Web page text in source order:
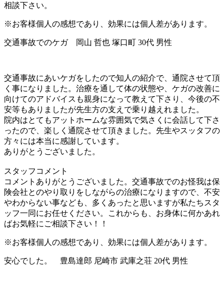
相談下さい。
※お客様個人の感想であり、効果には個人差があります。
交通事故でのケガ 岡山 哲也 塚口町 30代 男性
交通事故にあいケガをしたので知人の紹介で、通院させて頂
く事になりました。治療を通して体の状態や、ケガの改善に
向けてのアドバイスも親身になって教えて下さり、今後の不
安等もありましたが先生方の支えで乗り越えれました。
院内はとてもアットホームな雰囲気で気さくに会話して下さ
ったので、楽しく通院させて頂きました。先生やスッタフの
方々には本当に感謝しています。
ありがとうございました。
スタッフコメント
コメントありがとうございました。交通事故でのお怪我は保
険会社とのやり取りをしながらの治療になりますので、不安
やわからない事なども、多くあったと思いますが私たちスタ
ッフ一同にお任せください。これからも、お身体に何かあれ
ばお気軽にご相談下さい！！
※お客様個人の感想であり、効果には個人差があります。
安心でした。 豊島達郎 尼崎市 武庫之荘 20代 男性